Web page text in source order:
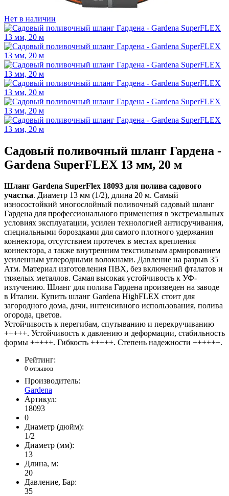
Нет в наличии
Садовый поливочный шланг Гардена -
Gardena SuperFLEX 13 мм, 20 м
Шланг Gardena SuperFlex 18093 для полива садового
участка. Диаметр 13 мм (1/2), длина 20 м. Самый
износостойкий многослойный поливочный садовый шланг
Гардена для профессионального применения в экстремальных
условиях эксплуатации, усилен технологией антисручивания,
специальными бороздками для самого плотного удержания
коннектора, отсутствием протечек в местах крепления
коннектора, а также внутренним текстильным армированием
усиленным углеродными волокнами. Давление на разрыв 35
Атм. Материал изготовления ПВХ, без включений фталатов и
тяжелых металлов. Самая высокая устойчивость к УФ-
излучению. Шланг для полива Гардена произведен на заводе
в Италии. Купить шланг Gardena HighFLEX стоит для
загородного дома, дачи, интенсивного использования, полива
огорода, цветов.
Устойчивость к перегибам, спутыванию и перекручиванию
+++++. Устойчивость к давлению и деформации, стабильность
формы +++++. Гибкость +++++. Степень надежности ++++++.
Рейтинг:
0 отзывов
Производитель:
Gardena
Артикул:
18093
0
Диаметр (дюйм):
1/2
Диаметр (мм):
13
Длина, м:
20
Давление, Бар:
35